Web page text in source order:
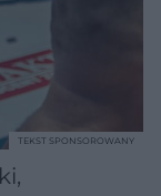
TEKST SPONSOROWANY